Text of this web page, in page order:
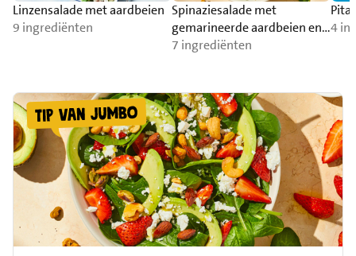
Linzensalade met aardbeien
9 ingrediënten
Spinaziesalade met
gemarineerde aardbeien en
feta
7 ingrediënten
4